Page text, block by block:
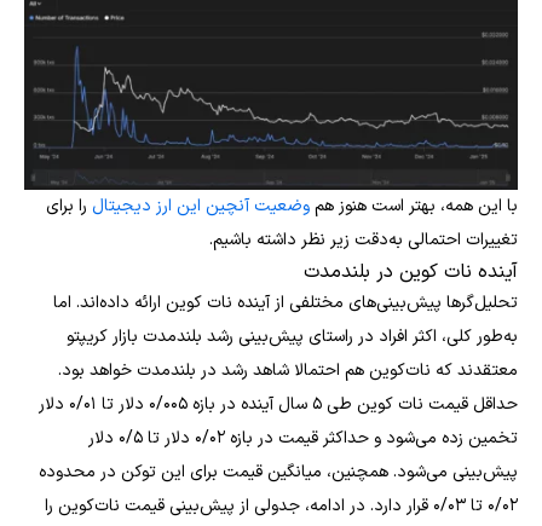
با این همه، بهتر است هنوز هموضعیت آنچین این ارز دیجیتال را برای
تغییرات احتمالی به‌دقت زیر نظر داشته باشیم.
آینده نات کوین در بلندمدت
تحلیل‌گرها پیش‌بینی‌های مختلفی از آینده نات کوین ارائه‌ داده‌اند. اما
به‌طور کلی، اکثر افراد در راستای پیش‌بینی رشد بلندمدت بازار کریپتو
معتقدند که نات‌کوین هم احتمالا شاهد رشد در بلندمدت خواهد بود.
حداقل قیمت نات کوین طی ۵ سال آینده در بازه ۰/۰۰۵ دلار تا ۰/۰۱ دلار
تخمین زده می‌شود و حداکثر قیمت در بازه ۰/۰۲ دلار تا ۰/۵ دلار
پیش‌بینی می‌شود. همچنین، میانگین قیمت‌ برای این توکن در محدوده
۰/۰۲ تا ۰/۰۳ قرار دارد. در ادامه، جدولی از پیش‌بینی قیمت نات‌کوین را